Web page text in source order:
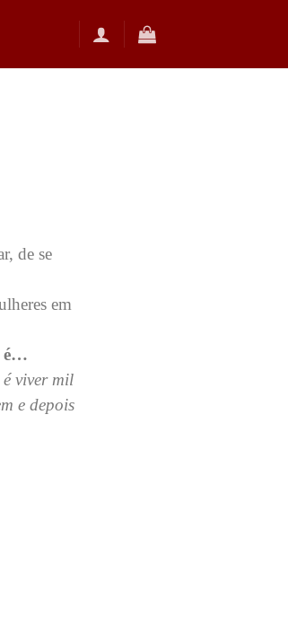
de se
em
é…
viver mil
e depois